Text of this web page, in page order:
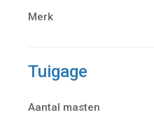
Merk
Tuigage
Aantal masten